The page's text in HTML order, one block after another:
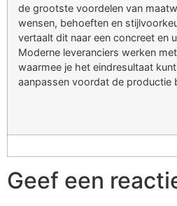
de grootste voordelen van
wensen, behoeften en
vertaalt dit naar een concreet en
Moderne leveranciers werken
waarmee je het eindresultaat
aanpassen voordat de productie
Geef een